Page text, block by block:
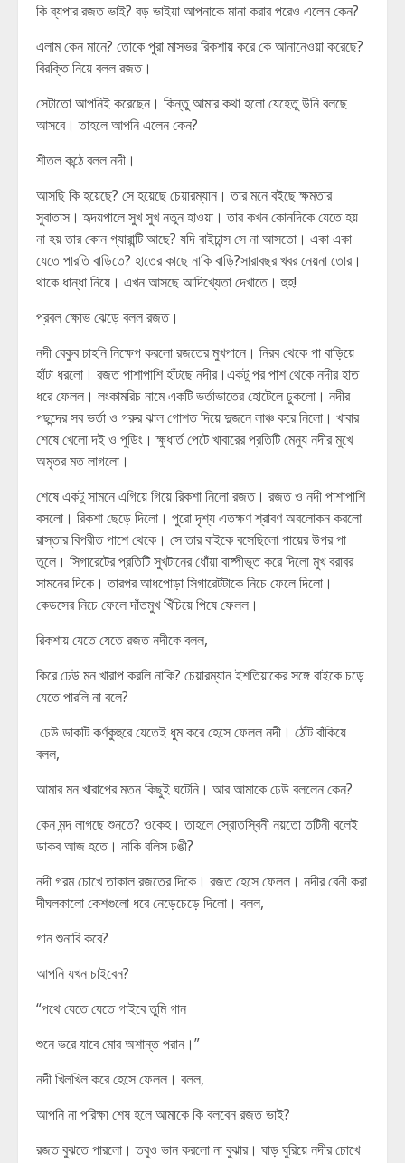
কি ব্যপার রজত ভাই? বড় ভাইয়া আপনাকে মানা করার পরেও এলেন কেন?
এলাম কেন মানে? তোকে পুরা মাসভর রিকশায় করে কে আনানেওয়া করেছে?
বিরক্তি নিয়ে বলল রজত।
সেটাতো আপনিই করেছেন। কিন্তু আমার কথা হলো যেহেতু উনি বলছে
আসবে। তাহলে আপনি এলেন কেন?
শীতল কন্ঠে বলল নদী।
আসছি কি হয়েছে? সে হয়েছে চেয়ারম্যান। তার মনে বইছে ক্ষমতার
সুবাতাস। হৃদয়পালে সুখ সুখ নতুন হাওয়া। তার কখন কোনদিকে যেতে হয়
না হয় তার কোন গ্যারান্টি আছে? যদি বাইচান্স সে না আসতো। একা একা
যেতে পারতি বাড়িতে? হাতের কাছে নাকি বাড়ি?সারাবছর খবর নেয়না তোর।
থাকে ধান্ধা নিয়ে। এখন আসছে আদিখ্যেতা দেখাতে। হুহ!
প্রবল ক্ষোভ ঝেড়ে বলল রজত।
নদী বেকুব চাহনি নিক্ষেপ করলো রজতের মুখপানে। নিরব থেকে পা বাড়িয়ে
হাঁটা ধরলো। রজত পাশাপাশি হাঁটছে নদীর।একটু পর পাশ থেকে নদীর হাত
ধরে ফেলল। লংকামরিচ নামে একটি ভর্তাভাতের হোটেলে ঢুকলো। নদীর
পছন্দের সব ভর্তা ও গরুর ঝাল গোশত দিয়ে দুজনে লাঞ্চ করে নিলো। খাবার
শেষে খেলো দই ও পুডিং। ক্ষুধার্ত পেটে খাবারের প্রতিটি মেন্যু নদীর মুখে
অমৃতর মত লাগলো।
শেষে একটু সামনে এগিয়ে গিয়ে রিকশা নিলো রজত। রজত ও নদী পাশাপাশি
বসলো। রিকশা ছেড়ে দিলো। পুরো দৃশ্য এতক্ষণ শ্রাবণ অবলোকন করলো
রাস্তার বিপরীত পাশে থেকে। সে তার বাইকে বসেছিলো পায়ের উপর পা
তুলে। সিগারেটের প্রতিটি সুখটানের ধোঁয়া বাষ্পীভূত করে দিলো মুখ বরাবর
সামনের দিকে। তারপর আধপোড়া সিগারেটটাকে নিচে ফেলে দিলো।
কেডসের নিচে ফেলে দাঁতমুখ খিঁচিয়ে পিষে ফেলল।
রিকশায় যেতে যেতে রজত নদীকে বলল,
কিরে ঢেউ মন খারাপ করলি নাকি? চেয়ারম্যান ইশতিয়াকের সঙ্গে বাইকে চড়ে
যেতে পারলি না বলে?
ঢেউ ডাকটি কর্ণকুহুরে যেতেই ধুম করে হেসে ফেলল নদী। ঠোঁট বাঁকিয়ে
বলল,
আমার মন খারাপের মতন কিছুই ঘটেনি। আর আমাকে ঢেউ বললেন কেন?
কেন মন্দ লাগছে শুনতে? ওকেহ। তাহলে স্রোতস্বিনী নয়তো তটিনী বলেই
ডাকব আজ হতে। নাকি বলিস ঢঙী?
নদী গরম চোখে তাকাল রজতের দিকে। রজত হেসে ফেলল। নদীর বেনী করা
দীঘলকালো কেশগুলো ধরে নেড়েচেড়ে দিলো। বলল,
গান শুনাবি কবে?
আপনি যখন চাইবেন?
“পথে যেতে যেতে গাইবে তুমি গান
শুনে ভরে যাবে মোর অশান্ত পরান।”
নদী খিলখিল করে হেসে ফেলল। বলল,
আপনি না পরিক্ষা শেষ হলে আমাকে কি বলবেন রজত ভাই?
রজত বুঝতে পারলো। তবুও ভান করলো না বুঝার। ঘাড় ঘুরিয়ে নদীর চোখে